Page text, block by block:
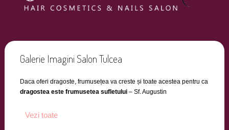
Galerie Imagini Salon Tulcea
Daca oferi dragoste, frumusețea va creste și toate acestea pentru ca
dragostea este frumusetea sufletului– Sf. Augustin
Vezi toate